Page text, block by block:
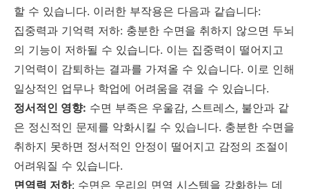
할 수 있습니다. 이러한 부작용은 다음과 같습니다:
집중력과 기억력 저하: 충분한 수면을 취하지 않으면 두뇌
의 기능이 저하될 수 있습니다. 이는 집중력이 떨어지고
기억력이 감퇴하는 결과를 가져올 수 있습니다. 이로 인해
일상적인 업무나 학업에 어려움을 겪을 수 있습니다.
정서적인 영향: 수면 부족은 우울감, 스트레스, 불안과 같
은 정신적인 문제를 악화시킬 수 있습니다. 충분한 수면을
취하지 못하면 정서적인 안정이 떨어지고 감정의 조절이
어려워질 수 있습니다.
면역력 저하: 수면은 우리의 면역 시스템을 강화하는 데